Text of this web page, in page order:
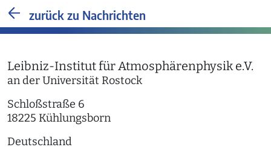
zurück zu Nachrichten
Leibniz-Institut für Atmosphärenphysik e.V.
an der Universität Rostock
Schloßstraße 6
18225 Kühlungsborn
Deutschland